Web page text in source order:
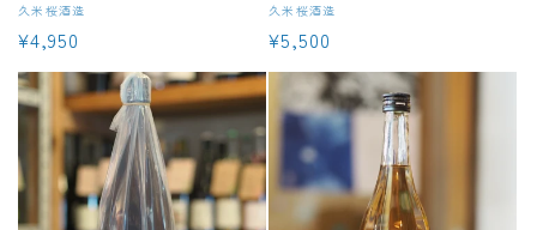
販
売
久米桜酒造
通
常
価
¥4,950
販
売
久米桜酒造
通
常
格
¥5,500